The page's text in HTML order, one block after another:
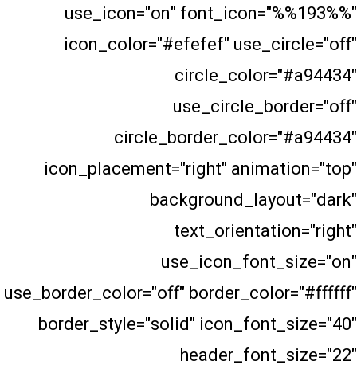
use_icon="on"
icon_color="#efefef"
icon_placement="right"
use_border_color="off"
border_style="solid"